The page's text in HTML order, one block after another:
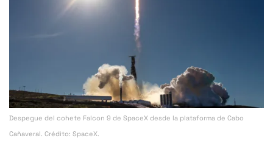
Despegue del cohete Falcon 9 de SpaceX desde la plataforma de Cabo
Cañaveral. Crédito: SpaceX.